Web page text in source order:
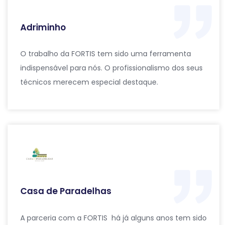
Adriminho
O trabalho da FORTIS tem sido uma ferramenta
indispensável para nós. O profissionalismo dos seus
técnicos merecem especial destaque.
Casa de Paradelhas
A parceria com a FORTIS há já alguns anos tem sido